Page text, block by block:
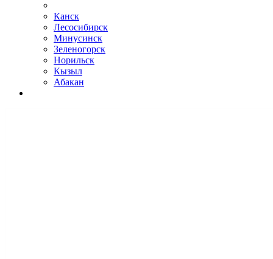
Канск
Лесосибирск
Минусинск
Зеленогорск
Норильск
Кызыл
Абакан